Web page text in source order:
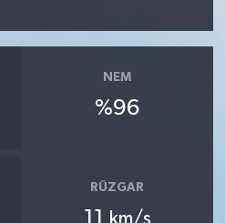
NEM
%96
RÜZGAR